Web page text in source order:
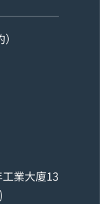
業大廈13